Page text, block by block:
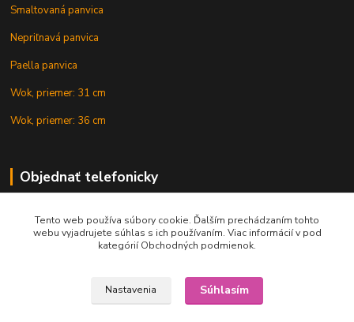
Smaltovaná panvica
Nepriľnavá panvica
Paella panvica
Wok, priemer: 31 cm
Wok, priemer: 36 cm
Objednať telefonicky
+421 902 212 007
Tento web používa súbory cookie. Ďalším prechádzaním tohto
webu vyjadrujete súhlas s ich používaním. Viac informácií v pod
kategórií Obchodných podmienok.
Nastavenia Súhlasím